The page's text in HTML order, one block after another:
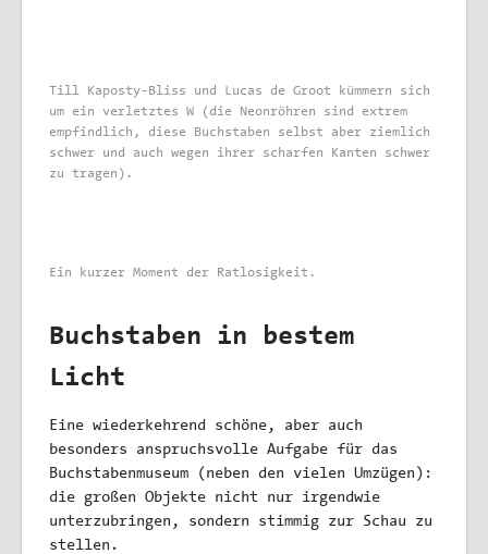
Till Kaposty-Bliss und Lucas de Groot kümmern sich
um ein verletztes W (die Neonröhren sind extrem
empfindlich, diese Buchstaben selbst aber ziemlich
schwer und auch wegen ihrer scharfen Kanten schwer
zu tragen).
Ein kurzer Moment der Ratlosigkeit.
Buchstaben in bestem
Licht
Eine wiederkehrend schöne, aber auch
besonders anspruchsvolle Aufgabe für das
Buchstabenmuseum (neben den vielen Umzügen):
die großen Objekte nicht nur irgendwie
unterzubringen, sondern stimmig zur Schau zu
stellen.